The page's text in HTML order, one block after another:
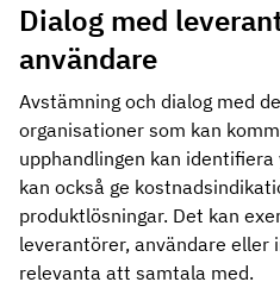
Dialog med
användare
Avstämning och dialog med
organisationer som kan
upphandlingen kan
kan också ge
produktlösningar. Det kan
leverantörer, användare eller
relevanta att samtala med.